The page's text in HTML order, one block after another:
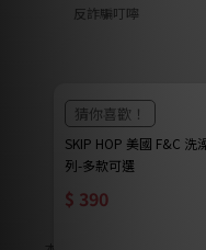
反詐騙叮嚀
優迪國際股份有限公司